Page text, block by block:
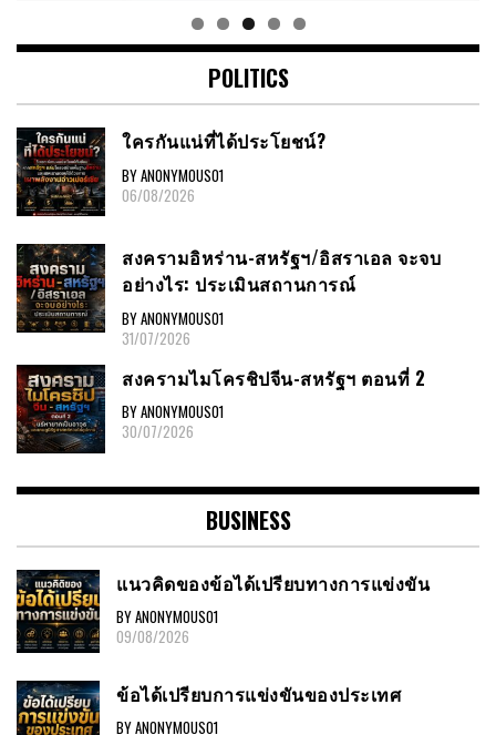
POLITICS
ใครกันแน่ที่ได้ประโยชน์?
BY ANONYMOUS01
06/08/2026
สงครามอิหร่าน-สหรัฐฯ/อิสราเอล จะจบ
อย่างไร: ประเมินสถานการณ์
BY ANONYMOUS01
31/07/2026
สงครามไมโครชิปจีน-สหรัฐฯ ตอนที่ 2
BY ANONYMOUS01
30/07/2026
BUSINESS
แนวคิดของข้อได้เปรียบทางการแข่งขัน
BY ANONYMOUS01
09/08/2026
ข้อได้เปรียบการแข่งขันของประเทศ
BY ANONYMOUS01